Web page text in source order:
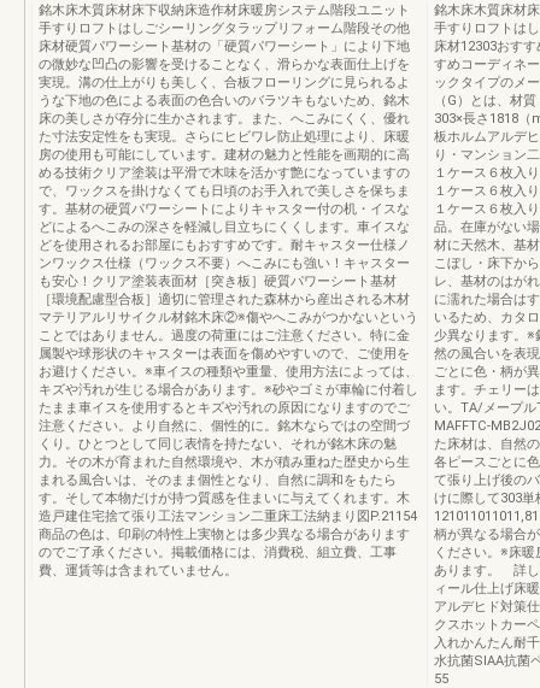
銘木床木質床材床下収納床造作材床暖房システム階段ユニット
手すりロフトはしごシーリングタラップリフォーム階段その他
床材硬質パワーシート基材の「硬質パワーシート」により下地
の微妙な凹凸の影響を受けることなく、滑らかな表面仕上げを
実現。溝の仕上がりも美しく、合板フローリングに見られるよ
うな下地の色による表面の色合いのバラツキもないため、銘木
床の美しさが存分に生かされます。また、へこみにくく、優れ
た寸法安定性をも実現。さらにヒビワレ防止処理により、床暖
房の使用も可能にしています。建材の魅力と性能を画期的に高
める技術クリア塗装は平滑で木味を活かす艶になっていますの
で、ワックスを掛けなくても日頃のお手入れで美しさを保ちま
す。基材の硬質パワーシートによりキャスター付の机・イスな
どによるへこみの深さを軽減し目立ちにくくします。車イスな
どを使用されるお部屋にもおすすめです。耐キャスター仕様ノ
ンワックス仕様（ワックス不要）へこみにも強い！キャスター
も安心！クリア塗装表面材［突き板］硬質パワーシート基材
［環境配慮型合板］適切に管理された森林から産出される木材
マテリアルリサイクル材銘木床②※傷やへこみがつかないという
ことではありません。過度の荷重にはご注意ください。特に金
属製や球形状のキャスターは表面を傷めやすいので、ご使用を
お避けください。※車イスの種類や重量、使用方法によっては、
キズや汚れが生じる場合があります。※砂やゴミが車輪に付着し
たまま車イスを使用するとキズや汚れの原因になりますのでご
注意ください。より自然に、個性的に。銘木ならではの空間づ
くり。ひとつとして同じ表情を持たない、それが銘木床の魅
力。その木が育まれた自然環境や、木が積み重ねた歴史から生
まれる風合いは、そのまま個性となり、自然に調和をもたら
す。そして本物だけが持つ質感を住まいに与えてくれます。木
造戸建住宅捨て張り工法マンション二重床工法納まり図P.21154
商品の色は、印刷の特性上実物とは多少異なる場合があります
のでご了承ください。掲載価格には、消費税、組立費、工事
費、運賃等は含まれていません。
銘木床木質床材
手すりロフトは
床材12303おす
すめコーディ
ックタイプのメ
（G）とは、材
303×長さ1818
板ホルムアルデ
り・マンション
１ケース６枚入
１ケース６枚入
１ケース６枚入
品。在庫がない
材に天然木、基
こぼし・床下か
レ、基材のはが
に濡れた場合は
いるため、カタ
少異なります。※
然の風合いを表
ごとに色・柄が
ます。チェリー
い。TA/メープ
MAFFTC-
た床材は、自然
各ピースごとに
て張り上げ後の
けに際して303
柄が異なる場合
ください。※床
あります。 詳
ィール仕上げ床
アルデヒド対策
クスホットカー
入れかんたん耐
水抗菌SIAA抗菌
55